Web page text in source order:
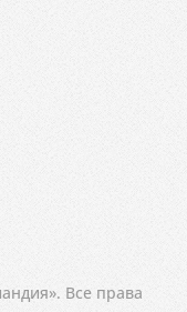
Все права